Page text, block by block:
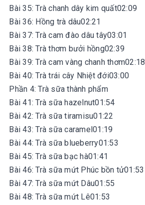
Bài 35: Trà chanh dây kim quất02:09
Bài 36: Hồng trà dâu02:21
Bài 37: Trà cam đào dâu tây03:01
Bài 38: Trà thơm bưởi hồng02:39
Bài 39: Trà cam vàng chanh thơm02:18
Bài 40: Trà trái cây Nhiệt đới03:00
Phần 4: Trà sữa thành phẩm
Bài 41: Trà sữa hazelnut01:54
Bài 42: Trà sữa tiramisu01:22
Bài 43: Trà sữa caramel01:19
Bài 44: Trà sữa blueberry01:53
Bài 45: Trà sữa bạc hà01:41
Bài 46: Trà sữa mứt Phúc bồn tử01:53
Bài 47: Trà sữa mứt Dâu01:55
Bài 48: Trà sữa mứt Lê01:53